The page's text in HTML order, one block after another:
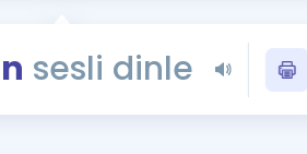
YDS - YÖKDİL
İngilizce
sesli dinle